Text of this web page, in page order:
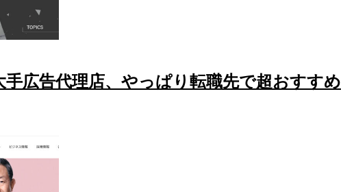
広告代理店、やっぱり転職先で超おすすめ